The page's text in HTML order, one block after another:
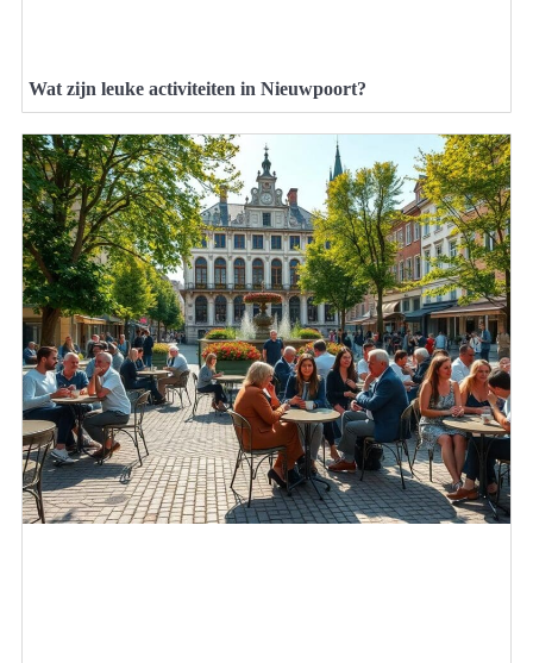
Wat zijn leuke activiteiten in Nieuwpoort?